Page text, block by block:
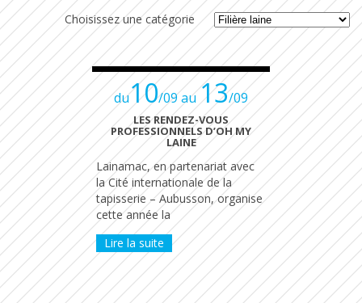
Choisissez une catégorie
du10/09 au13/09
LES RENDEZ-VOUS
PROFESSIONNELS D’OH MY
LAINE
Lainamac, en partenariat avec
la Cité internationale de la
tapisserie – Aubusson, organise
cette année la
Lire la suite